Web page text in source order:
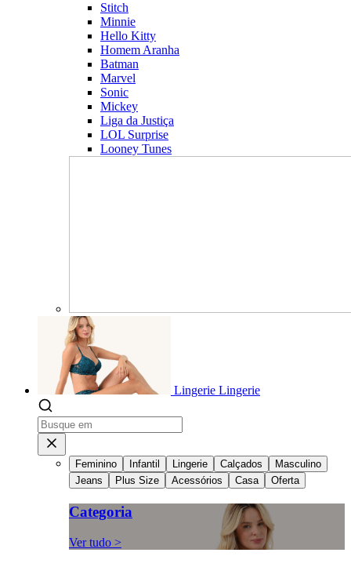
Stitch
Minnie
Hello Kitty
Homem Aranha
Batman
Marvel
Sonic
Mickey
Liga da Justiça
LOL Surprise
Looney Tunes
Lingerie Lingerie
Feminino Infantil Lingerie Calçados
Masculino
Jeans
Plus Size Acessórios Casa Oferta
Categoria
Ver tudo >